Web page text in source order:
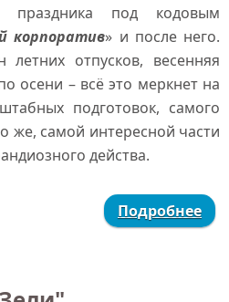
праздника под кодовым
корпоратив» и после него.
летних отпусков, весенняя
осени – всё это меркнет на
подготовок, самого
же, самой интересной части
действа.
Подробнее